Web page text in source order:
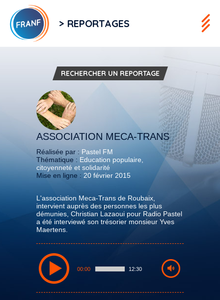
> REPORTAGES
RECHERCHER UN REPORTAGE
ASSOCIATION MECA-TRANS
Réalisée par : Pastel FM
Thématique : Education populaire,
citoyenneté et solidarité
Mise en ligne : 20 février 2015
L'association Meca-Trans de Roubaix,
intervient auprès des personnes les plus
démunies, Christian Lazaoui pour Radio Pastel
a été interviewé son trésorier monsieur Yves
Maertens.
00:00 12:30